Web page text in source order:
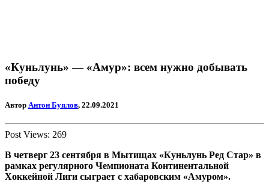
«Куньлунь» — «Амур»: всем нужно добывать
победу
Автор Антон Буялов, 22.09.2021
Post Views: 269
В четверг 23 сентября в Мытищах «Куньлунь Ред Стар» в
рамках регулярного Чемпионата Континентальной
Хоккейной Лиги сыграет с хабаровским «Амуром».